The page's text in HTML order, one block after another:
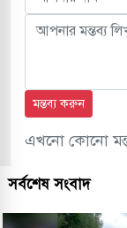
মন্তব্য করুন
এখনো কোনো
সর্বশেষ সংবাদ